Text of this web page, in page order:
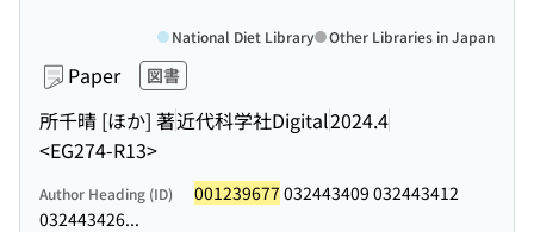
Paper 図書
所千晴 [ほか] 著近代科学社Digital2024.4
<EG274-R13>
National Diet Library Other Libraries in Japan
Author Heading (ID) 001239677 032443409 032443412
032443426...